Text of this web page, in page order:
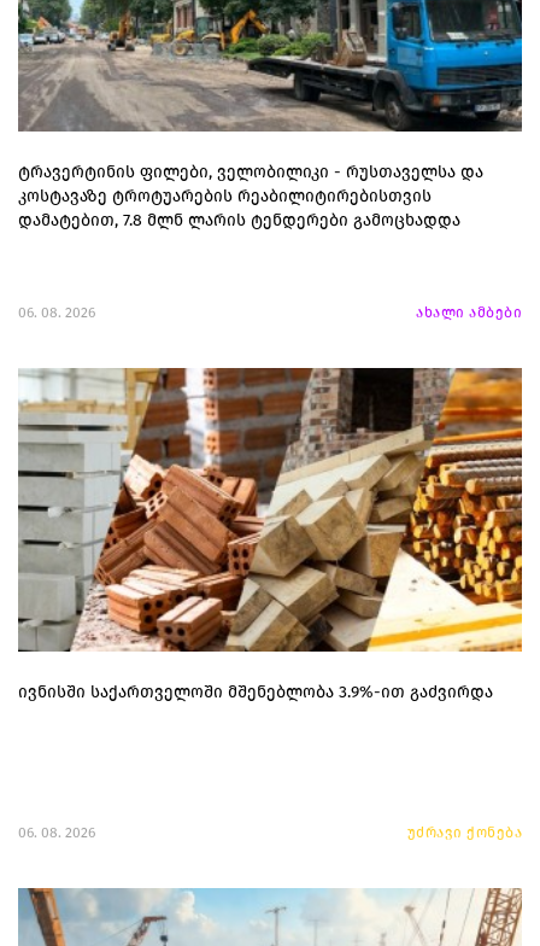
ტრავერტინის ფილები, ველობილიკი - რუსთაველსა და
კოსტავაზე ტროტუარების რეაბილიტირებისთვის
დამატებით, 7.8 მლნ ლარის ტენდერები გამოცხადდა
06. 08. 2026 ახალი ამბები
ივნისში საქართველოში მშენებლობა 3.9%-ით გაძვირდა
06. 08. 2026 უძრავი ქონება